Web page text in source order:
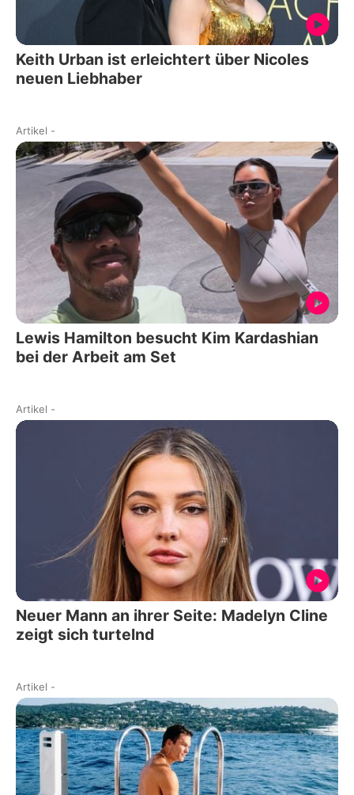
Keith Urban ist erleichtert über Nicoles
neuen Liebhaber
Artikel -
Lewis Hamilton besucht Kim Kardashian
bei der Arbeit am Set
Artikel -
Neuer Mann an ihrer Seite: Madelyn Cline
zeigt sich turtelnd
Artikel -